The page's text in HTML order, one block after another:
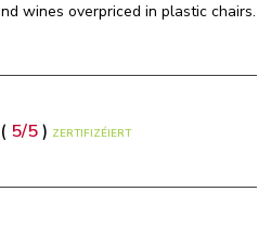
wines overpriced in plastic chairs.
( 5/5) ZERTIFIZÉIERT